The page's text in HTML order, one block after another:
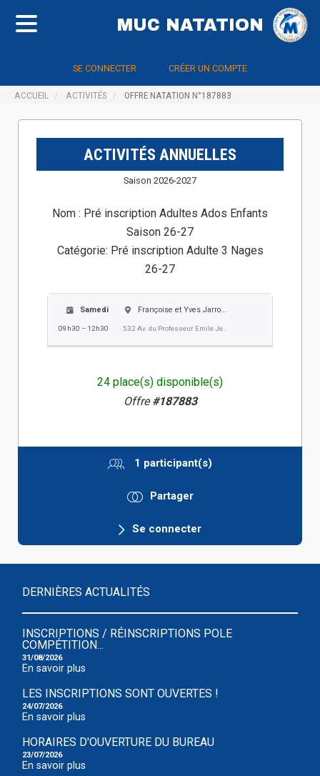
MUC NATATION
SE CONNECTER CRÉER UN COMPTE
ACCUEIL ACTIVITÉS OFFRE NATATION N°187883
ACTIVITÉS ANNUELLES
Saison 2026-2027
Nom : Pré inscription Adultes Ados Enfants
Saison 26-27
Catégorie: Pré inscription Adulte 3 Nages
26-27
Samedi
09h30 – 12h30
Françoise et Yves Jarrousse
532 Av. du Professeur Emile Jeanbrau, Montpellier
24 place(s) disponible(s)
Offre#187883
1 participant(s)
Partager
Se connecter
DERNIÈRES ACTUALITÉS
INSCRIPTIONS / RÉINSCRIPTIONS POLE
COMPÉTITION...
31/08/2026
En savoir plus
LES INSCRIPTIONS SONT OUVERTES !
24/07/2026
En savoir plus
HORAIRES D'OUVERTURE DU BUREAU
23/07/2026
En savoir plus